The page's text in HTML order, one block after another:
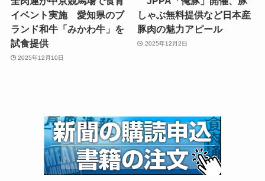
イベント実施 愛知県のブ
ランド和牛「みかわ牛」を
試食提供
2025年12月10日
しゃぶ無料提供など日本産
豚肉の魅力アピール
2025年12月2日